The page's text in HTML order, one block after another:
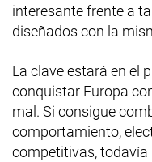
interesante frente a
diseñados con la
La clave estará en el
conquistar Europa
mal. Si consigue
comportamiento,
competitivas, todavía